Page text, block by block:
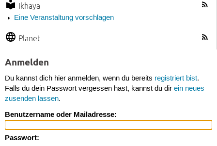
Ikhaya
Eine Veranstaltung vorschlagen
Planet
Anmelden
Du kannst dich hier anmelden, wenn du bereits registriert bist.
Falls du dein Passwort vergessen hast, kannst du dir ein neues
zusenden lassen.
Benutzername oder Mailadresse:
Passwort: